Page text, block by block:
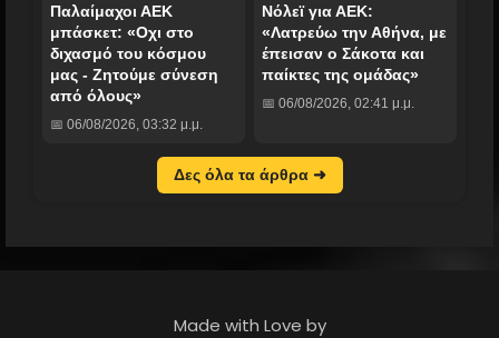
Παλαίμαχοι ΑΕΚ
μπάσκετ: «Οχι στο
διχασμό του κόσμου
μας - Ζητούμε σύνεση
από όλους»
📅 06/08/2026, 03:32 μ.μ.
Νόλεϊ για ΑΕΚ:
«Λατρεύω την Αθήνα, με
έπεισαν ο Σάκοτα και
παίκτες της ομάδας»
📅 06/08/2026, 02:41 μ.μ.
Δες όλα τα άρθρα ➜
Made with Love by